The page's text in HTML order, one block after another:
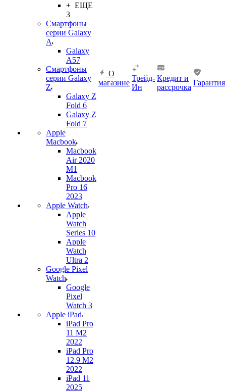
+ ЕЩЕ
3
Смартфоны
серии Galaxy
A
Galaxy
A57
Смартфоны
серии Galaxy
Z
Galaxy Z
Fold 6
Galaxy Z
Fold 7
Apple
Macbook
Macbook
Air 2020
M1
Macbook
Pro 16
2023
Apple Watch
Apple
Watch
Series 10
Apple
Watch
Ultra 2
Google Pixel
Watch
Google
Pixel
Watch 3
Apple iPad
iPad Pro
11 M2
2022
iPad Pro
12.9 M2
2022
iPad 11
2025
О
магазине
Трейд-
Ин
Кредит и
рассрочка
Гарантия